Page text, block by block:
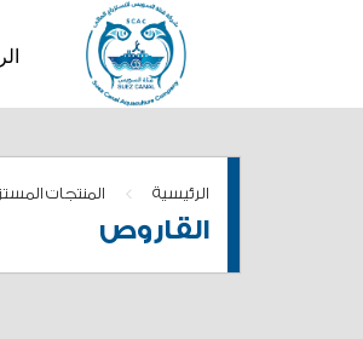
الرئيسية > المنتجات
القاروص